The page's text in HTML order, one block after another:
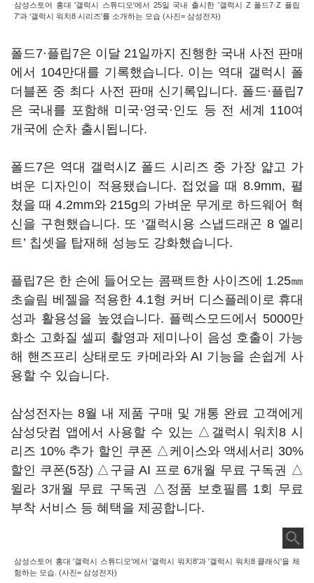
삼성스토어 홍대 '갤럭시 스튜디오'에서 25일 국내 출시한 '갤럭시 Z 폴드7·Z 플립
7'과 ‘갤럭시 워치8 시리즈'를 소개하는 모습 (사진= 삼성전자)
폴드7·플립7은 이달 21일까지 진행한 국내 사전 판매
에서 104만대를 기록했습니다. 이는 역대 갤럭시 폴
더블폰 중 최다 사전 판매 신기록입니다. 폴드·플립7
은 국내를 포함해 미국·영국·인도 등 전 세계 110여
개국에 순차 출시됩니다.
폴드7은 역대 갤럭시Z 폴드 시리즈 중 가장 얇고 가
벼운 디자인이 적용됐습니다. 접었을 때 8.9mm, 펼
쳤을 때 4.2mm와 215g의 가벼운 무게로 하드웨어 혁
신을 구현했습니다. 또 ‘갤럭시용 스냅드래곤 8 엘리
트’ 칩셋을 탑재해 성능도 강화했습니다.
플립7은 한 손에 들어오는 콤팩트한 사이즈에 1.25㎜
초슬림 베젤을 적용한 4.1형 커버 디스플레이로 휴대
성과 활용성을 높였습니다. 플렉스모드에서 5000만
화소 고화질 셀피 촬영과 제미나이 음성 호출이 가능
해 핸즈프리 상태로도 카메라와 AI 기능을 손쉽게 사
용할 수 있습니다.
삼성전자는 8월 내 제품 구매 및 개통 완료 고객에게
삼성닷컴 앱에서 사용할 수 있는 △갤럭시 워치8 시
리즈 10% 추가 할인 쿠폰 △케이스와 액세서리 30%
할인 쿠폰(5장) △구글 AI 프로 6개월 무료 구독권 △
윌라 3개월 무료 구독권 △정품 보호필름 1회 무료
부착 서비스 등 혜택을 제공합니다.
삼성스토어 홍대 '갤럭시 스튜디오'에서 '갤럭시 워치8'과 '갤럭시 워치8 클래식'을 체
험하는 모습. (사진= 삼성전자)